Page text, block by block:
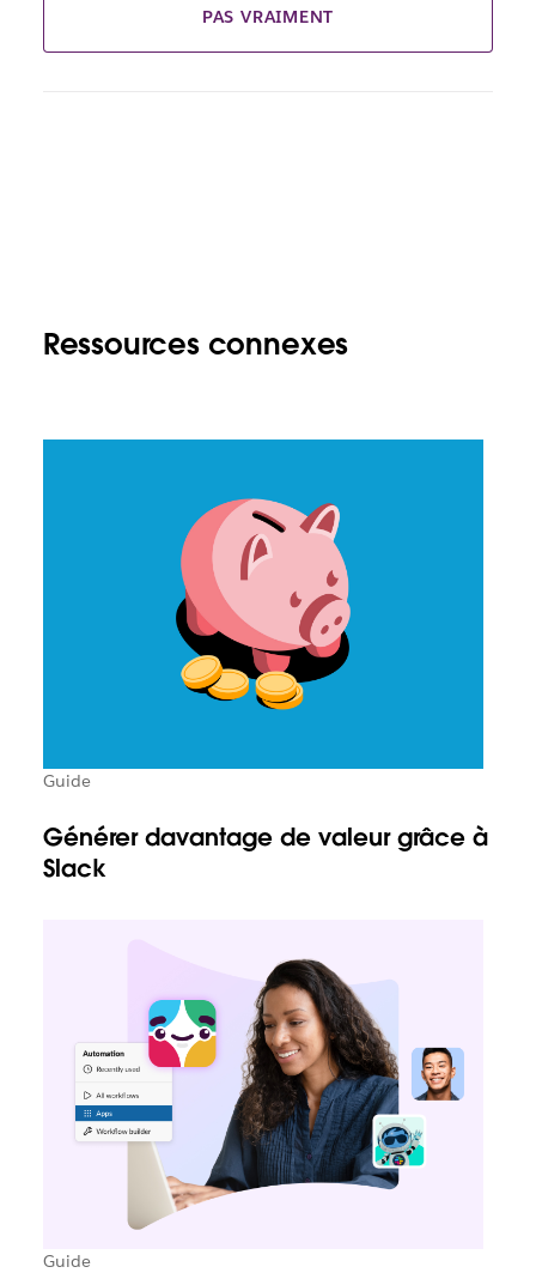
PAS VRAIMENT
Ressources connexes
Guide
Générer davantage de valeur grâce à
Slack
Guide